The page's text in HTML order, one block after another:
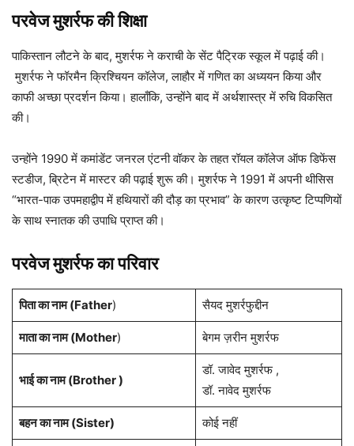
परवेज मुशर्रफ की शिक्षा
पाकिस्तान लौटने के बाद, मुशर्रफ ने कराची के सेंट पैट्रिक स्कूल में पढ़ाई की।
मुशर्रफ ने फॉरमैन क्रिश्चियन कॉलेज, लाहौर में गणित का अध्ययन किया और
काफी अच्छा प्रदर्शन किया। हालाँकि, उन्होंने बाद में अर्थशास्त्र में रुचि विकसित
की।
उन्होंने 1990 में कमांडेंट जनरल एंटनी वॉकर के तहत रॉयल कॉलेज ऑफ डिफेंस
स्टडीज, ब्रिटेन में मास्टर की पढ़ाई शुरू की। मुशर्रफ ने 1991 में अपनी थीसिस
“भारत-पाक उपमहाद्वीप में हथियारों की दौड़ का प्रभाव” के कारण उत्कृष्ट टिप्पणियों
के साथ स्नातक की उपाधि प्राप्त की।
परवेज मुशर्रफ कापरिवार
पिता का नाम (Father) सैयद मुशर्रफुद्दीन
माता का नाम (Mother) बेगम ज़रीन मुशर्रफ
भाई का नाम (Brother )
डॉ. जावेद मुशर्रफ ,
डॉ. नावेद मुशर्रफ
बहन का नाम (Sister) कोई नहीं